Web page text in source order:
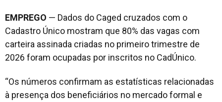
EMPREGO — Dados do Caged cruzados com o
Cadastro Único mostram que 80% das vagas com
carteira assinada criadas no primeiro trimestre de
2026 foram ocupadas por inscritos no CadÚnico.
“Os números confirmam as estatísticas relacionadas
à presença dos beneficiários no mercado formal e